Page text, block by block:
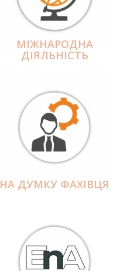
МІЖНАРОДНА
ДІЯЛЬНІCТЬ
НА ДУМКУ ФАХІВЦЯ